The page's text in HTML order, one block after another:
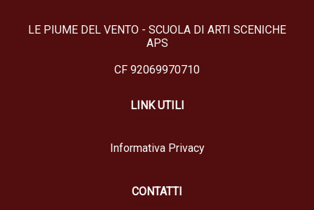
LE PIUME DEL VENTO - SCUOLA DI ARTI SCENICHE
APS
CF 92069970710
LINK UTILI
Informativa Privacy
CONTATTI